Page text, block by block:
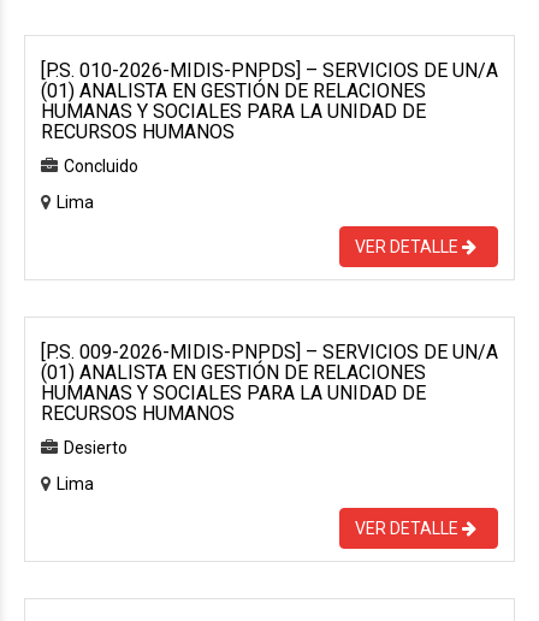
[P.S. 010-2026-MIDIS-PNPDS] – SERVICIOS DE UN/A
(01) ANALISTA EN GESTIÓN DE RELACIONES
HUMANAS Y SOCIALES PARA LA UNIDAD DE
RECURSOS HUMANOS
Concluido
Lima
VER DETALLE
[P.S. 009-2026-MIDIS-PNPDS] – SERVICIOS DE UN/A
(01) ANALISTA EN GESTIÓN DE RELACIONES
HUMANAS Y SOCIALES PARA LA UNIDAD DE
RECURSOS HUMANOS
Desierto
Lima
VER DETALLE